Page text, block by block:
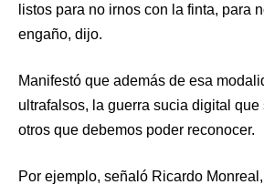
listos para no irnos con la finta, para
engaño, dijo.
Manifestó que además de esa
ultrafalsos, la guerra sucia digital
otros que debemos poder reconocer.
Por ejemplo, señaló Ricardo